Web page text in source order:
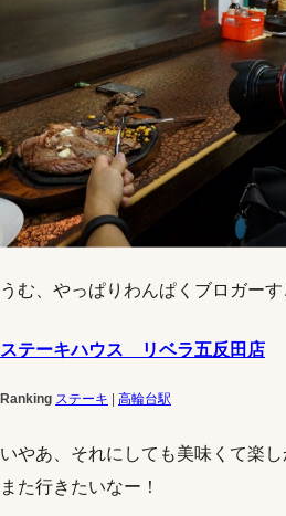
うむ、やっぱりわんぱくブロガー
ステーキハウス リベラ五反田店
Ranking ステーキ 高輪台駅
いやあ、それにしても美味くて楽し
また行きたいなー！